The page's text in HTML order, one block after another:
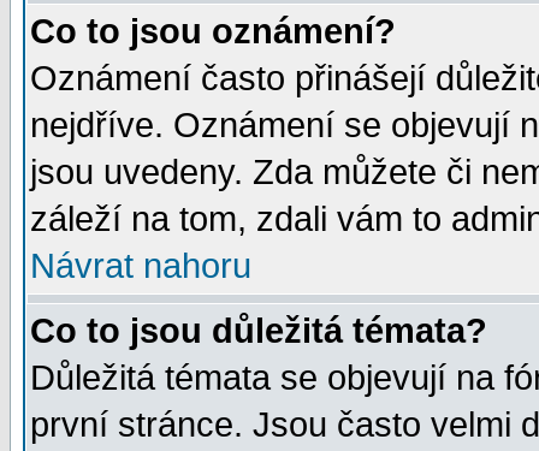
Co to jsou oznámení?
Oznámení často přinášejí
nejdříve. Oznámení se objevují
jsou uvedeny. Zda můžete či
záleží na tom, zdali vám to
Návrat nahoru
Co to jsou důležitá témata?
Důležitá témata se objevují na
první stránce. Jsou často velmi